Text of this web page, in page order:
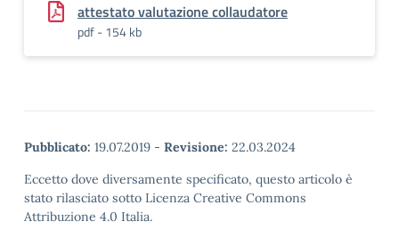
attestato valutazione collaudatore
pdf - 154 kb
Pubblicato: 19.07.2019 - Revisione: 22.03.2024
Eccetto dove diversamente specificato, questo articolo è
stato rilasciato sotto Licenza Creative Commons
Attribuzione 4.0 Italia.